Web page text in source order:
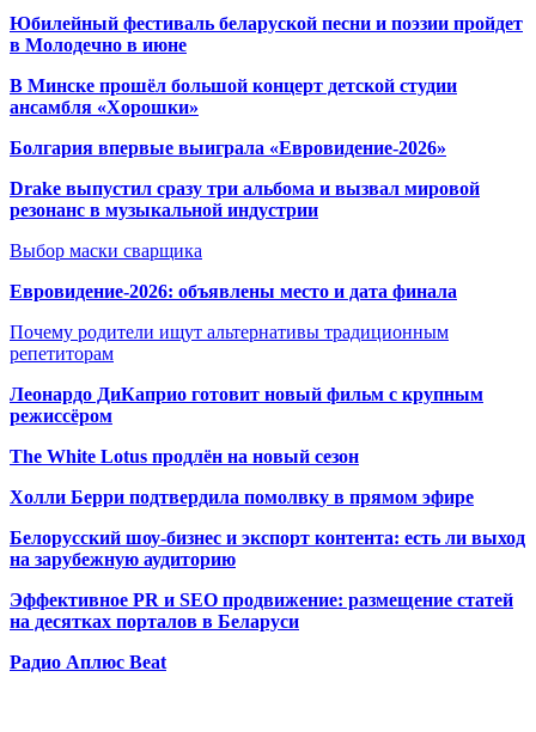
Юбилейный фестиваль беларуской песни и поэзии пройдет
в Молодечно в июне
В Минске прошёл большой концерт детской студии
ансамбля «Хорошки»
Болгария впервые выиграла «Евровидение-2026»
Drake выпустил сразу три альбома и вызвал мировой
резонанс в музыкальной индустрии
Выбор маски сварщика
Евровидение-2026: объявлены место и дата финала
Почему родители ищут альтернативы традиционным
репетиторам
Леонардо ДиКаприо готовит новый фильм с крупным
режиссёром
The White Lotus продлён на новый сезон
Холли Берри подтвердила помолвку в прямом эфире
Белорусский шоу-бизнес и экспорт контента: есть ли выход
на зарубежную аудиторию
Эффективное PR и SEO продвижение: размещение статей
на десятках порталов в Беларуси
Радио Аплюс Beat